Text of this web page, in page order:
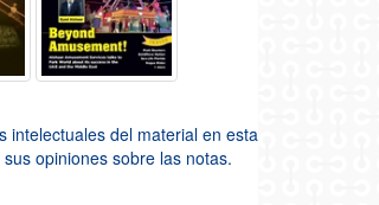
intelectuales del material en esta
opiniones sobre las notas.